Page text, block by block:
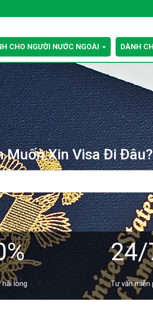
CHO NGƯỜI NƯỚC NGOÀI DÀNH
Muốn Xin Visa Đi Đâu?
hài lòng
24/
Tư vấn miễn